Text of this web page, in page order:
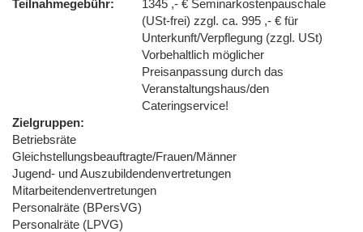
Teilnahmegebühr
1345 ,- € Seminarkostenpauschale
(USt-frei) zzgl. ca. 995 ,- € für
Unterkunft/Verpflegung (zzgl. USt)
Vorbehaltlich möglicher
Preisanpassung durch das
Veranstaltungshaus/den
Cateringservice!
Zielgruppen
Betriebsräte
Gleichstellungsbeauftragte/Frauen/Männer
Jugend- und Auszubildendenvertretungen
Mitarbeitendenvertretungen
Personalräte (BPersVG)
Personalräte (LPVG)